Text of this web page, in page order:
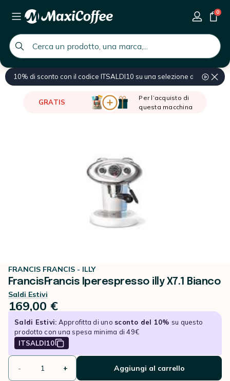
global.search.placeholder
0
10% di sconto con il codice ITSALDI10 su una selezione di prodotti
Home Macchina da caffè Macchina caffè cialde e capsule
GRATIS
Per l’acquisto di
questa macchina
FRANCIS FRANCIS - ILLY
FrancisFrancis Iperespresso illy X7.1 Bianco
Saldi Estivi
169,00 €
Saldi Estivi: Approfitta di uno sconto del 10% su questo
prodotto con una spesa minima di 49€
ITSALDI10
- + Aggiungi al carrello